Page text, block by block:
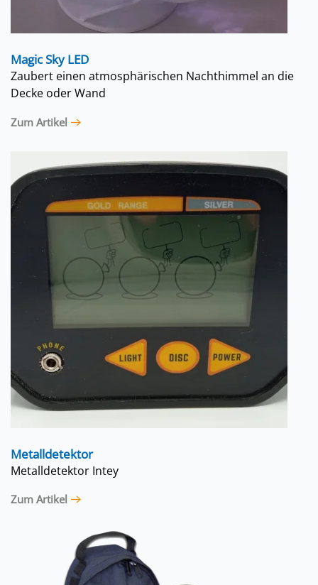
Magic Sky LED
Zaubert einen atmosphärischen Nachthimmel an die
Decke oder Wand
Zum Artikel
Metalldetektor
Metalldetektor Intey
Zum Artikel